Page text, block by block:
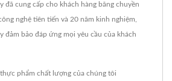
đã cung cấp cho khách hàng băng chuyền
nghệ tiên tiến và 20 năm kinh nghiệm,
đảm bảo đáp ứng mọi yêu cầu của khách
phẩm chất lượng của chúng tôi